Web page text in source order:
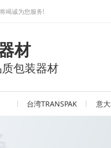
竭诚为您服务!
材
包装器材
台湾TRANSPAK 意